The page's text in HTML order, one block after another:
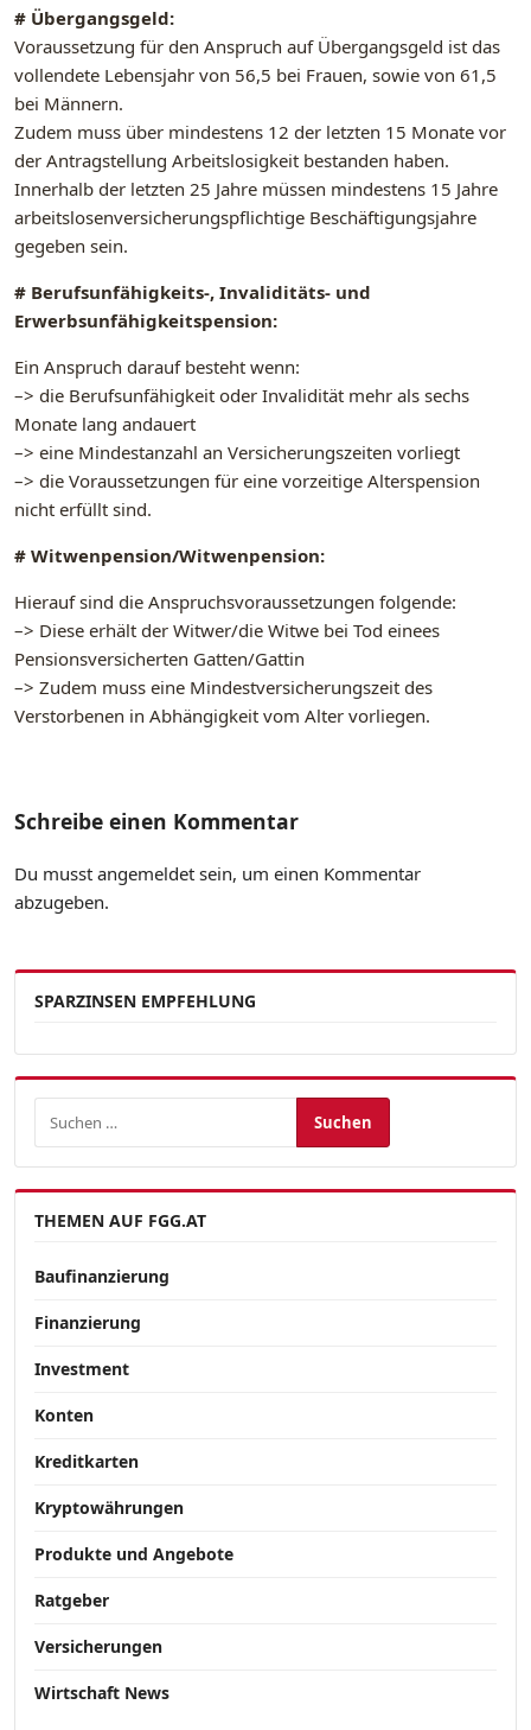
# Übergangsgeld:
Voraussetzung für den Anspruch auf Übergangsgeld ist das
vollendete Lebensjahr von 56,5 bei Frauen, sowie von 61,5
bei Männern.
Zudem muss über mindestens 12 der letzten 15 Monate vor
der Antragstellung Arbeitslosigkeit bestanden haben.
Innerhalb der letzten 25 Jahre müssen mindestens 15 Jahre
arbeitslosenversicherungspflichtige Beschäftigungsjahre
gegeben sein.
# Berufsunfähigkeits-, Invaliditäts- und
Erwerbsunfähigkeitspension:
Ein Anspruch darauf besteht wenn:
–> die Berufsunfähigkeit oder Invalidität mehr als sechs
Monate lang andauert
–> eine Mindestanzahl an Versicherungszeiten vorliegt
–> die Voraussetzungen für eine vorzeitige Alterspension
nicht erfüllt sind.
# Witwenpension/Witwenpension:
Hierauf sind die Anspruchsvoraussetzungen folgende:
–> Diese erhält der Witwer/die Witwe bei Tod einees
Pensionsversicherten Gatten/Gattin
–> Zudem muss eine Mindestversicherungszeit des
Verstorbenen in Abhängigkeit vom Alter vorliegen.
Schreibe einen Kommentar
Du musst angemeldet sein, um einen Kommentar
abzugeben.
SPARZINSEN EMPFEHLUNG
THEMEN AUF FGG.AT
Baufinanzierung
Finanzierung
Investment
Konten
Kreditkarten
Kryptowährungen
Produkte und Angebote
Ratgeber
Versicherungen
Wirtschaft News